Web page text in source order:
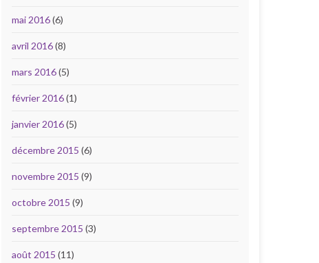
mai 2016(6)
avril 2016(8)
mars 2016(5)
février 2016(1)
janvier 2016(5)
décembre 2015 (6)
novembre 2015 (9)
octobre 2015 (9)
septembre 2015 (3)
août 2015 (11)